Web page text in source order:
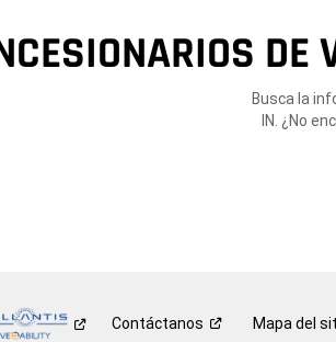
Busca la
IN. ¿No
Contáctanos Mapa del